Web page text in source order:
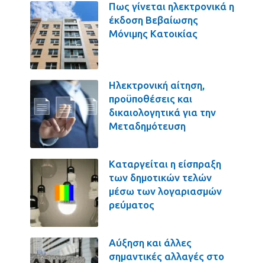
Πως γίνεται ηλεκτρονικά η
έκδοση Βεβαίωσης
Μόνιμης Κατοικίας
Ηλεκτρονική αίτηση,
προϋποθέσεις και
δικαιολογητικά για την
Μεταδημότευση
Καταργείται η είσπραξη
των δημοτικών τελών
μέσω των λογαριασμών
ρεύματος
Αύξηση και άλλες
σημαντικές αλλαγές στο